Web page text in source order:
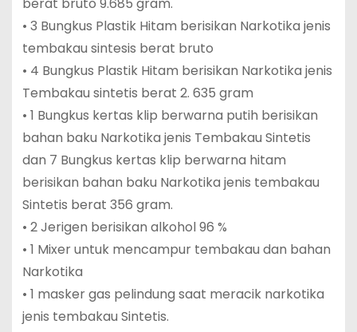
• 3 Bungkus Plastik Hitam berisikan Narkotika jenis
tembakau sintesis berat bruto
• 4 Bungkus Plastik Hitam berisikan Narkotika jenis
Tembakau sintetis berat 2. 635 gram
• 1 Bungkus kertas klip berwarna putih berisikan
bahan baku Narkotika jenis Tembakau Sintetis
dan 7 Bungkus kertas klip berwarna hitam
berisikan bahan baku Narkotika jenis tembakau
Sintetis berat 356 gram.
• 2 Jerigen berisikan alkohol 96 %
• 1 Mixer untuk mencampur tembakau dan bahan
Narkotika
• 1 masker gas pelindung saat meracik narkotika
jenis tembakau Sintetis.